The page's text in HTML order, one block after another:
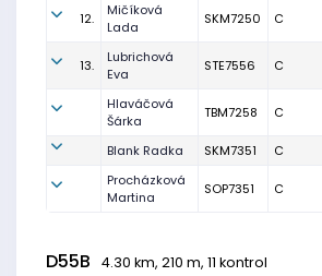
12.
Mičíková
Lada
SKM7250 C
13.
Lubrichová
Eva
STE7556 C
Hlaváčová
Šárka
TBM7258 C
Blank Radka SKM7351 C
Procházková
Martina
SOP7351 C
D55B 4.30 km, 210 m, 11 kontrol